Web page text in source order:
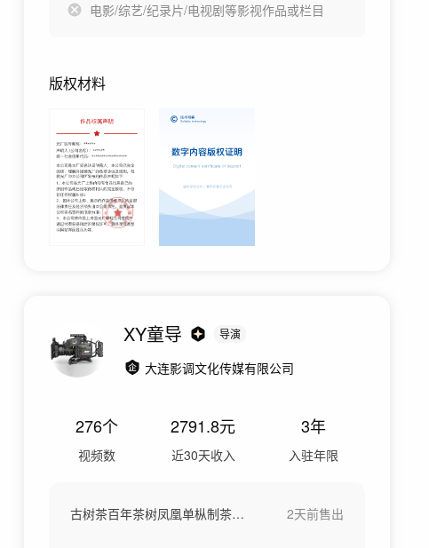
电影/综艺/纪录片/电视剧等影视作品或栏目
版权材料
XY童导 导演
大连影调文化传媒有限公司
276个
视频数
2791.8元
近30天收入
3年
入驻年限
古树茶百年茶树凤凰单枞制茶工艺 2天前售出